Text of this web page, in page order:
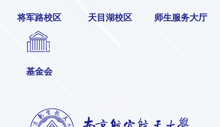
将军路校区 天目湖校区 师生服务大厅
基金会